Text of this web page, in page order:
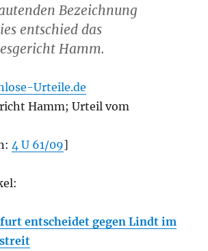
Bezeichnung
entschied das
Hamm.
Urteile.de
Hamm; Urteil vom
4 U 61/09]
entscheidet gegen Lindt im